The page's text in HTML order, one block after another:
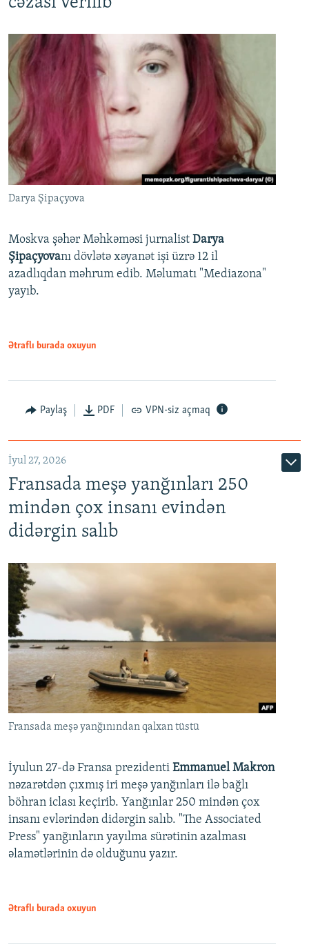
Darya Şipaçyova
Moskva şəhər Məhkəməsi jurnalist Darya
Şipaçyovanı dövlətə xəyanət işi üzrə 12 il
azadlıqdan məhrum edib. Məlumatı "Mediazona"
yayıb.
Ətraflı burada oxuyun
Paylaş PDF VPN-siz açmaq
İyul 27, 2026
Fransada meşə yanğınları 250
mindən çox insanı evindən
didərgin salıb
Fransada meşə yanğınından qalxan tüstü
İyulun 27-də Fransa prezidenti Emmanuel Makron
nəzarətdən çıxmış iri meşə yanğınları ilə bağlı
böhran iclası keçirib. Yanğınlar 250 mindən çox
insanı evlərindən didərgin salıb. "The Associated
Press" yanğınların yayılma sürətinin azalması
əlamətlərinin də olduğunu yazır.
Ətraflı burada oxuyun